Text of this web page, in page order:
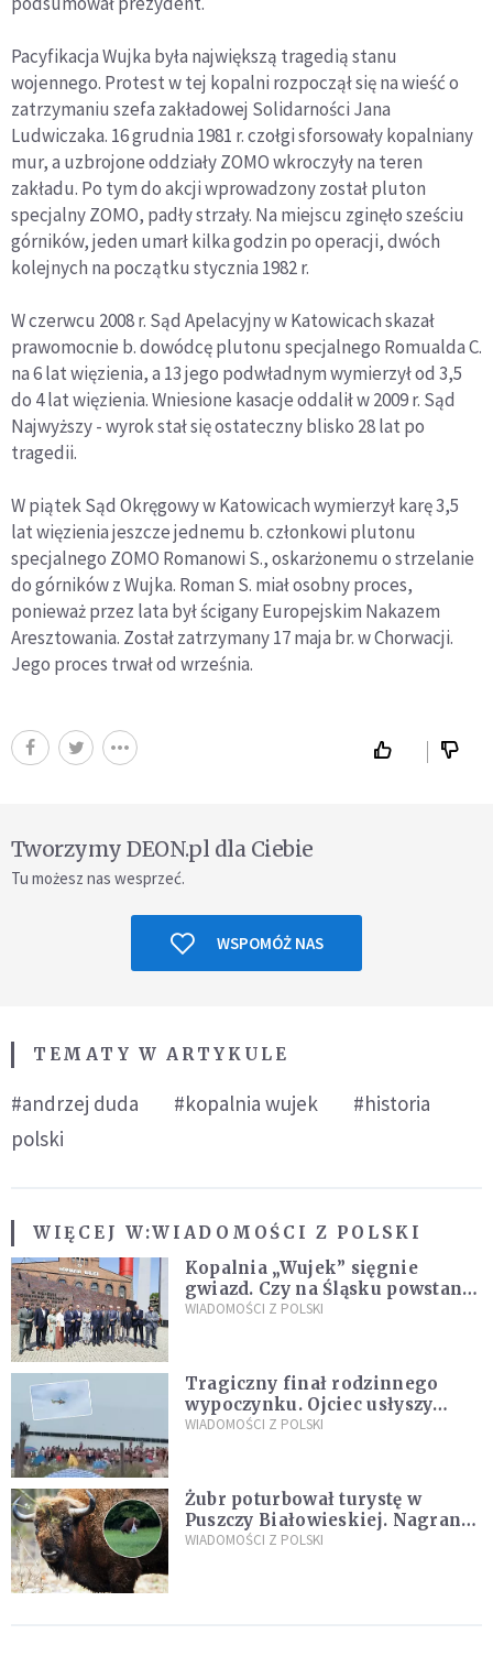
Pacyfikacja Wujka była największą tragedią stanu
wojennego. Protest w tej kopalni rozpoczął się na wieść o
zatrzymaniu szefa zakładowej Solidarności Jana
Ludwiczaka. 16 grudnia 1981 r. czołgi sforsowały kopalniany
mur, a uzbrojone oddziały ZOMO wkroczyły na teren
zakładu. Po tym do akcji wprowadzony został pluton
specjalny ZOMO, padły strzały. Na miejscu zginęło sześciu
górników, jeden umarł kilka godzin po operacji, dwóch
kolejnych na początku stycznia 1982 r.
W czerwcu 2008 r. Sąd Apelacyjny w Katowicach skazał
prawomocnie b. dowódcę plutonu specjalnego Romualda C.
na 6 lat więzienia, a 13 jego podwładnym wymierzył od 3,5
do 4 lat więzienia. Wniesione kasacje oddalił w 2009 r. Sąd
Najwyższy - wyrok stał się ostateczny blisko 28 lat po
tragedii.
W piątek Sąd Okręgowy w Katowicach wymierzył karę 3,5
lat więzienia jeszcze jednemu b. członkowi plutonu
specjalnego ZOMO Romanowi S., oskarżonemu o strzelanie
do górników z Wujka. Roman S. miał osobny proces,
ponieważ przez lata był ścigany Europejskim Nakazem
Aresztowania. Został zatrzymany 17 maja br. w Chorwacji.
Jego proces trwał od września.
Tworzymy DEON.pl dla Ciebie
Tu możesz nas wesprzeć.
WSPOMÓŻ NAS
TEMATY W ARTYKULE
#andrzej duda #kopalnia wujek
#historia
polski
WIĘCEJ W:WIADOMOŚCI Z POLSKI
Kopalnia „Wujek” sięgnie
gwiazd. Czy na Śląsku powstanie
„Dolina Krzemowa”?
WIADOMOŚCI Z POLSKI
Tragiczny finał rodzinnego
wypoczynku. Ojciec usłyszy
zarzuty
WIADOMOŚCI Z POLSKI
Żubr poturbował turystę w
Puszczy Białowieskiej. Nagranie
daje do myślenia
WIADOMOŚCI Z POLSKI